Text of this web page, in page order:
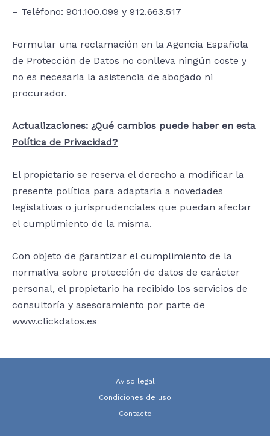
– Teléfono: 901.100.099 y 912.663.517
Formular una reclamación en la Agencia Española
de Protección de Datos no conlleva ningún coste y
no es necesaria la asistencia de abogado ni
procurador.
Actualizaciones: ¿Qué cambios puede haber en esta
Política de Privacidad?
El propietario se reserva el derecho a modificar la
presente política para adaptarla a novedades
legislativas o jurisprudenciales que puedan afectar
el cumplimiento de la misma.
Con objeto de garantizar el cumplimiento de la
normativa sobre protección de datos de carácter
personal, el propietario ha recibido los servicios de
consultoría y asesoramiento por parte de
www.clickdatos.es
Aviso legal
Condiciones de uso
Contacto